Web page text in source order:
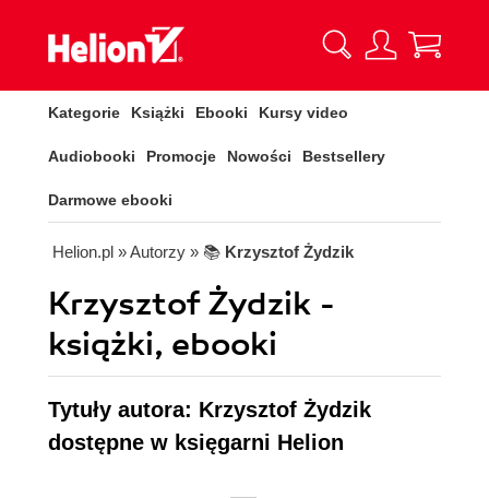
Kategorie Książki Ebooki Kursy video
Audiobooki Promocje Nowości Bestsellery
Darmowe ebooki
Helion.pl » Autorzy » 📚 Krzysztof Żydzik
Krzysztof Żydzik -
książki, ebooki
Tytuły autora: Krzysztof Żydzik
dostępne w księgarni Helion